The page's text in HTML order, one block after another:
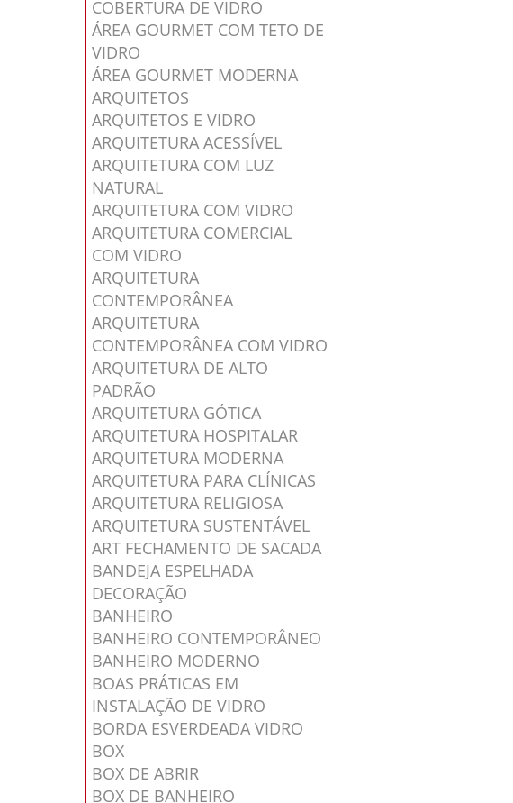
COBERTURA DE VIDRO
ÁREA GOURMET COM TETO DE
VIDRO
ÁREA GOURMET MODERNA
ARQUITETOS
ARQUITETOS E VIDRO
ARQUITETURA ACESSÍVEL
ARQUITETURA COM LUZ
NATURAL
ARQUITETURA COM VIDRO
ARQUITETURA COMERCIAL
COM VIDRO
ARQUITETURA
CONTEMPORÂNEA
ARQUITETURA
CONTEMPORÂNEA COM VIDRO
ARQUITETURA DE ALTO
PADRÃO
ARQUITETURA GÓTICA
ARQUITETURA HOSPITALAR
ARQUITETURA MODERNA
ARQUITETURA PARA CLÍNICAS
ARQUITETURA RELIGIOSA
ARQUITETURA SUSTENTÁVEL
ART FECHAMENTO DE SACADA
BANDEJA ESPELHADA
DECORAÇÃO
BANHEIRO
BANHEIRO CONTEMPORÂNEO
BANHEIRO MODERNO
BOAS PRÁTICAS EM
INSTALAÇÃO DE VIDRO
BORDA ESVERDEADA VIDRO
BOX
BOX DE ABRIR
BOX DE BANHEIRO